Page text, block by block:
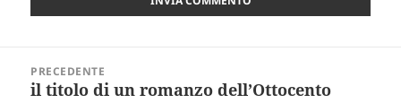
articoliPRECEDENTE
Articolo
il titolo di un romanzo dell’Ottocento